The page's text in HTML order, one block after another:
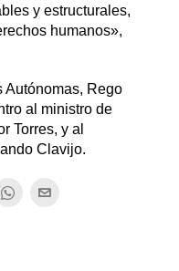
y estructurales,
humanos»,
Autónomas, Rego
al ministro de
Torres, y al
Clavijo.